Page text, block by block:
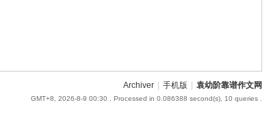
Archiver 手机版 袁幼阶靠谱作文网
GMT+8, 2026-8-9 00:30 , Processed in 0.086388 second(s), 10 queries .